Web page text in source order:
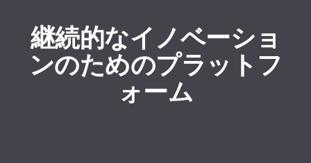
継続的なイノベーショ
ンのためのプラットフ
ォーム